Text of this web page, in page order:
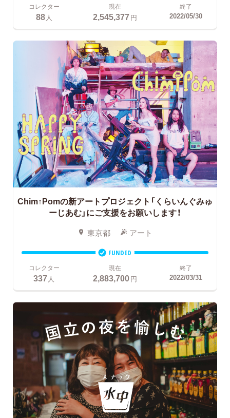
コレクター
88 人
現在
2,545,377円
終了
2022/05/30
Chim↑Pomの新アートプロジェクト「くらいんぐみゅ
ーじあむ」にご支援をお願いします！
東京都 アート
FUNDED
コレクター
337人
現在
2,883,700円
終了
2022/03/31